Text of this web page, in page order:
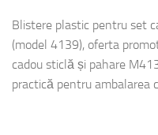
Blistere plastic pentru set
(model 4139), oferta
cadou sticlă și pahare
practică pentru ambalarea